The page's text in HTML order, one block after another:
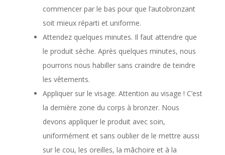
commencer par le bas pour que l’autobronzant
soit mieux réparti et uniforme.
Attendez quelques minutes. Il faut attendre que
le produit sèche. Après quelques minutes, nous
pourrons nous habiller sans craindre de teindre
les vêtements.
Appliquer sur le visage. Attention au visage ! C’est
la dernière zone du corps à bronzer. Nous
devons appliquer le produit avec soin,
uniformément et sans oublier de le mettre aussi
sur le cou, les oreilles, la mâchoire et à la